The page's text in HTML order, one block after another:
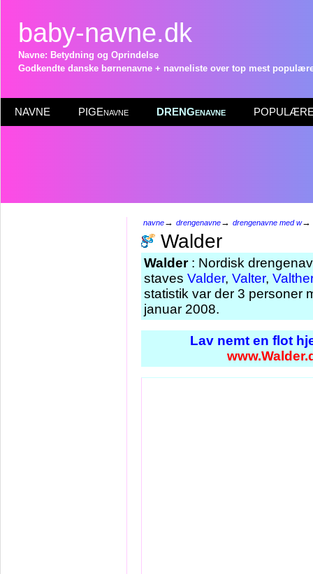
baby-navne.dk
Navne: Betydning og Oprindelse
Godkendte danske børnenavne + navneliste over top mest
NAVNE PIGEnavne DRENGenavne POPULÆRE
navne→ drengenavne→ drengenavne med w→
Walder
Walder: Nordisk
staves Valder, Valter, Valther
statistik var der 3 personer
januar 2008.
Lav nemt en flot